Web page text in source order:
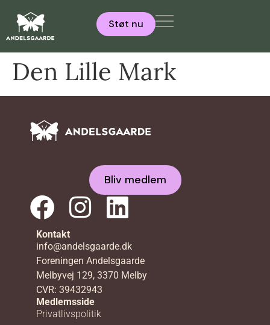
Støt nu
Den Lille Mark
Bliv medlem
Kontakt
info@andelsgaarde.dk
Foreningen Andelsgaarde
Melbyvej 129, 3370 Melby
CVR: 39432943
Medlemsside
Privatlivspolitik